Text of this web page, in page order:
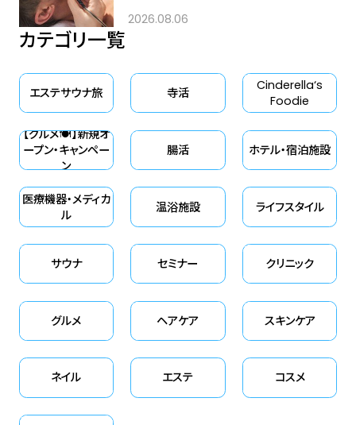
2026.08.06
カテゴリ一覧
エステサウナ旅 寺活
Cinderella‘s
Foodie
【グルメ🍽】新規オ
ープン・キャンペー
ン
腸活 ホテル・宿泊施設
医療機器・メディカ
ル
温浴施設 ライフスタイル
サウナ セミナー クリニック
グルメ ヘアケア スキンケア
ネイル エステ コスメ